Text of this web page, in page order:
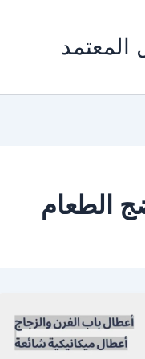
المعتمد
الطعام